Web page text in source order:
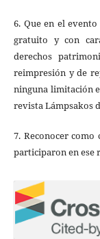
6. Que en el
gratuito y con
derechos
reimpresión y de
ninguna limitación
revista Lámpsakos
7. Reconocer
participaron en ese